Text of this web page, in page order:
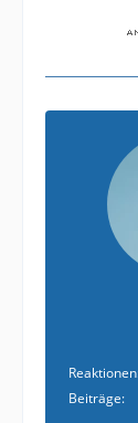
Reaktionen
Beiträge